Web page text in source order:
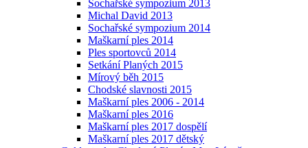
Sochařské sympozium 2013
Michal David 2013
Sochařské sympozium 2014
Maškarní ples 2014
Ples sportovců 2014
Setkání Planých 2015
Mírový běh 2015
Chodské slavnosti 2015
Maškarní ples 2006 - 2014
Maškarní ples 2016
Maškarní ples 2017 dospělí
Maškarní ples 2017 dětský